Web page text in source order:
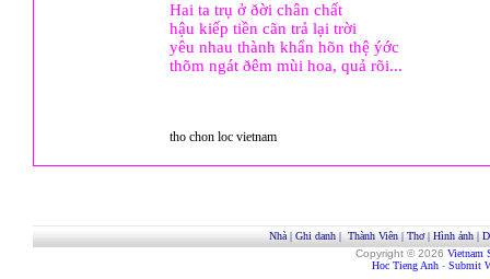
Hai ta trụ ở ðời chân chất
hậu kiếp tiền cãn trả lại trời
yêu nhau thành khẩn hõn thệ ýớc
thõm ngát ðêm mùi hoa, quả rõi...
tho chon loc vietnam
Nhà| Ghi danh| Thành Viên| Thơ| Hình ảnh|
Copyright © 2026 Vietnam
Hoc Tieng Anh - Submit